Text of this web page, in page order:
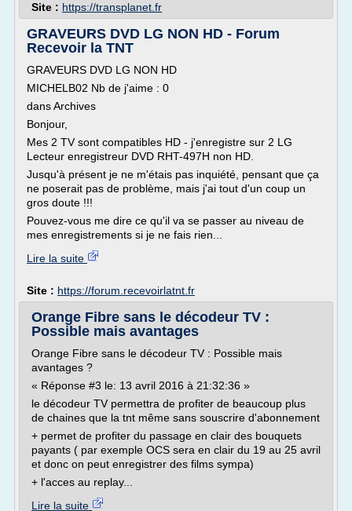
Site : https://transplanet.fr
GRAVEURS DVD LG NON HD - Forum
Recevoir la TNT
GRAVEURS DVD LG NON HD
MICHELB02 Nb de j'aime : 0
dans Archives
Bonjour,
Mes 2 TV sont compatibles HD - j'enregistre sur 2 LG
Lecteur enregistreur DVD RHT-497H non HD.
Jusqu'à présent je ne m'étais pas inquiété, pensant que ça
ne poserait pas de problème, mais j'ai tout d'un coup un
gros doute !!!
Pouvez-vous me dire ce qu'il va se passer au niveau de
mes enregistrements si je ne fais rien...
Lire la suite
Site : https://forum.recevoirlatnt.fr
Orange Fibre sans le décodeur TV :
Possible mais avantages
Orange Fibre sans le décodeur TV : Possible mais
avantages ?
« Réponse #3 le: 13 avril 2016 à 21:32:36 »
le décodeur TV permettra de profiter de beaucoup plus
de chaines que la tnt même sans souscrire d'abonnement
+ permet de profiter du passage en clair des bouquets
payants ( par exemple OCS sera en clair du 19 au 25 avril
et donc on peut enregistrer des films sympa)
+ l'acces au replay...
Lire la suite